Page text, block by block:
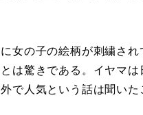
女の子の絵柄が刺繍され
は驚きである。イヤマは
で人気という話は聞いた